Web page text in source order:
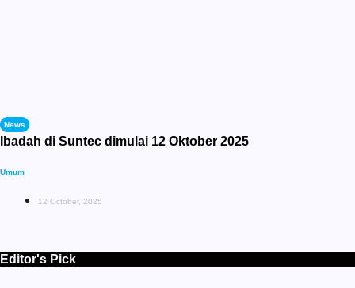
News
Ibadah di Suntec dimulai 12 Oktober 2025
Umum
12 October, 2025
Editor's Pick